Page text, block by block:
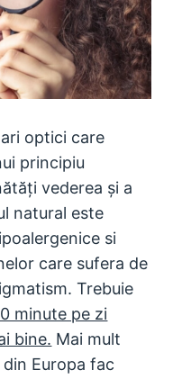
optici care
principiu
vederea și a
natural este
si
care sufera de
Trebuie
minute pe zi
bine. Mai mult
Europa fac